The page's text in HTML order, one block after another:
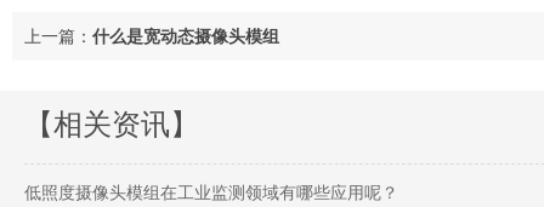
上一篇： 什么是宽动态摄像头模组
【相关资讯】
低照度摄像头模组在工业监测领域有哪些应用呢？